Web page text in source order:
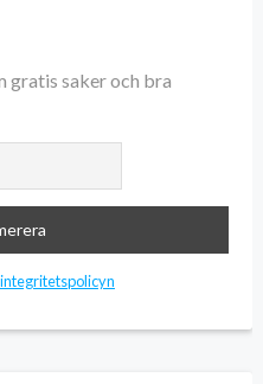
gratis saker och bra